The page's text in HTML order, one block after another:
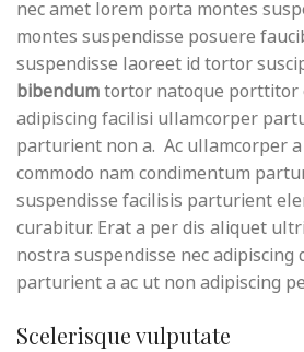
montes suspendisse posuere
suspendisse laoreet id tortor
bibendumtortor natoque porttitor
adipiscing facilisi ullamcorper
parturient non a. Ac ullamcorper
commodo nam condimentum
suspendisse facilisis parturient
curabitur. Erat a per dis aliquet
nostra suspendisse nec adipiscing
parturient a ac ut non adipiscing
Scelerisque vulputate